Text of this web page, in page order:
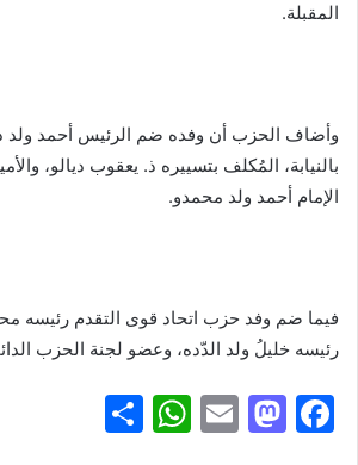
المقبلة.
وأضاف الحزب أن وفده ضم الرئيس أحمد ولد
بالنيابة، المُكلف بتسييره ذ. يعقوب ديالو،
الإمام أحمد ولد محمدو.
فيما ضم وفد حزب اتحاد قوى التقدم رئيسه
رئيسه خليلُ ولد الدّده، وعضو لجنة الحزب
F
M
E
W